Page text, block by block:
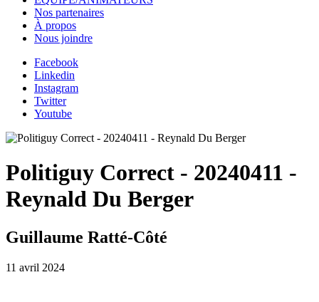
Nos partenaires
À propos
Nous joindre
Facebook
Linkedin
Instagram
Twitter
Youtube
Politiguy Correct - 20240411 -
Reynald Du Berger
Guillaume Ratté-Côté
11 avril 2024